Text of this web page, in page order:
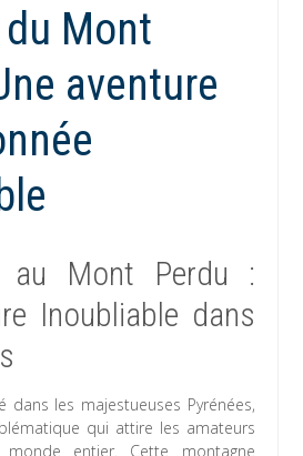
Mont
aventure
au Mont Perdu :
Inoubliable dans
dans les majestueuses Pyrénées,
qui attire les amateurs
entier. Cette montagne